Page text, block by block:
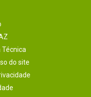
do site